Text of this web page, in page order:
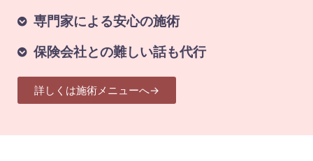
専門家による安心の施術
保険会社との難しい話も代行
詳しくは施術メニューへ→